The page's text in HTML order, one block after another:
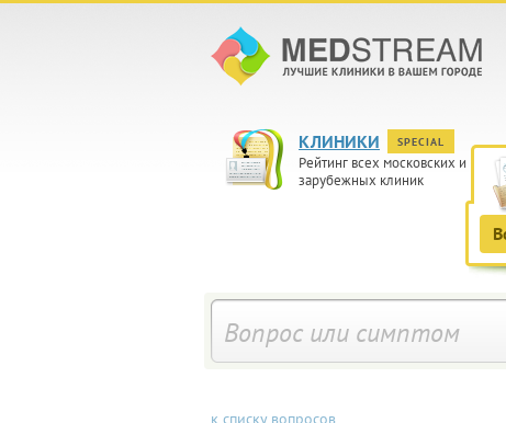
КЛИНИКИ SPECIAL
Рейтинг всех московских и
зарубежных клиник
к списку вопросов